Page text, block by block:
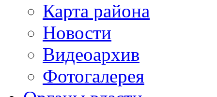
Карта района
Новости
Видеоархив
Фотогалерея